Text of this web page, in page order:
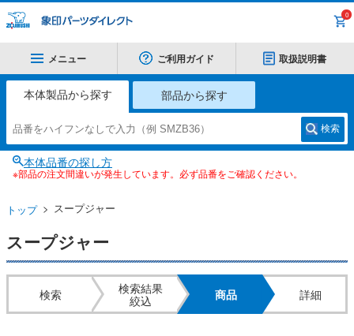
0
メニュー ご利用ガイド 取扱説明書
本体製品から探す 部品から探す
検索
本体品番の探し方
※部品の注文間違いが発生しています。必ず品番をご確認ください。
トップ スープジャー
スープジャー
検索
検索結果
絞込
商品 詳細